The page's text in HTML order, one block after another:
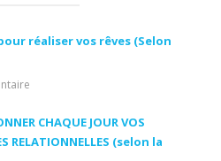
réaliser vos rêves (Selon
CHAQUE JOUR VOS
RELATIONNELLES (selon la